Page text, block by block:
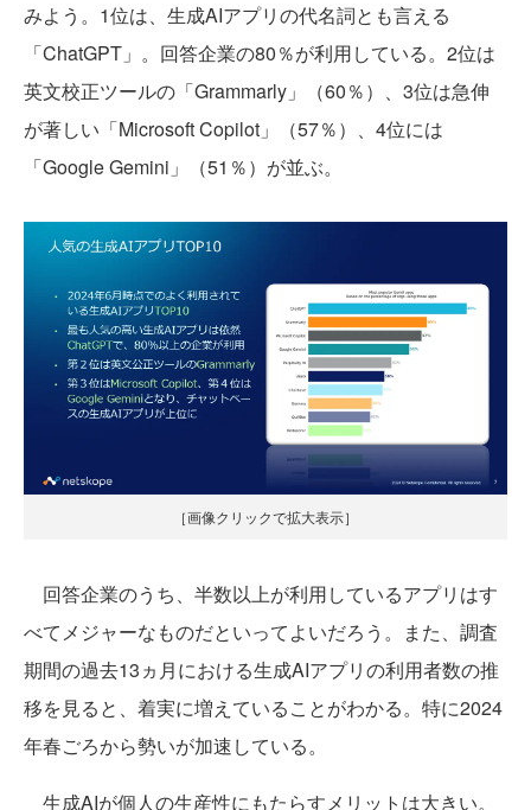
みよう。1位は、生成AIアプリの代名詞とも言える
「ChatGPT」。回答企業の80％が利用している。2位は
英文校正ツールの「Grammarly」（60％）、3位は急伸
が著しい「Microsoft Copilot」（57％）、4位には
「Google Gemini」（51％）が並ぶ。
［画像クリックで拡大表示］
回答企業のうち、半数以上が利用しているアプリはす
べてメジャーなものだといってよいだろう。また、調査
期間の過去13ヵ月における生成AIアプリの利用者数の推
移を見ると、着実に増えていることがわかる。特に2024
年春ごろから勢いが加速している。
生成AIが個人の生産性にもたらすメリットは大きい。